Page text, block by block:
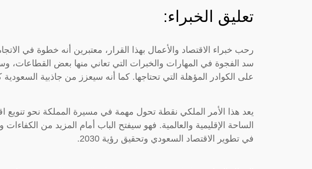
تعليق الخبراء:
رحب خبراء الاقتصاد والأعمال بهذا القرار، معتبرين أنه خطوة في
سد الفجوة في المهارات والخبرات التي تعاني منها بعض
على الكوادر المؤهلة التي تحتاجها. كما أنه سيعزز من جاذبية السعودية
يعد هذا الأمر الملكي نقطة تحول مهمة في مسيرة المملكة نحو تنويع
الساحة الإقليمية والعالمية. فهو سيفتح الباب أمام المزيد من الكفاءات
في تطوير الاقتصاد السعودي وتحقيق رؤية 2030.